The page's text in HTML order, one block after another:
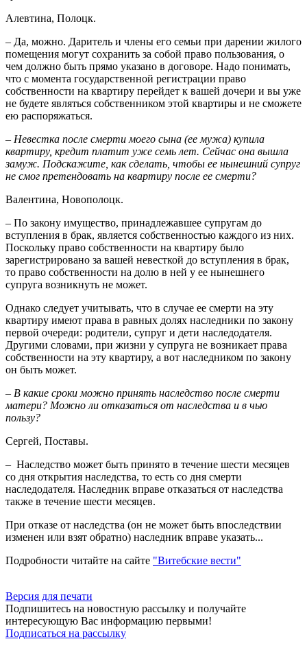
Алевтина, Полоцк.
– Да, можно. Даритель и члены его семьи при дарении жилого
помещения могут сохранить за собой право пользования, о
чем должно быть прямо указано в договоре. Надо понимать,
что с момента государственной регистрации право
собственности на квартиру перей­дет к вашей дочери и вы уже
не будете являться собственником этой квартиры и не сможете
ею распоряжаться.
– Невестка после смерти моего сына (ее мужа) купила
квартиру, кредит платит уже семь лет. Сейчас она вышла
замуж. Подскажите, как сделать, чтобы ее нынешний супруг
не смог претендовать на квартиру после ее смерти?
Валентина, Новополоцк.
– По закону имущество, принадлежавшее супругам до
вступления в брак, является собственностью каждого из них.
Поскольку право собственности на квартиру было
зарегистрировано за вашей невесткой до вступления в брак,
то право собственности на долю в ней у ее нынешнего
супруга возникнуть не может.
Однако следует учитывать, что в случае ее смерти на эту
квартиру имеют права в равных долях наследники по закону
первой очереди: родители, супруг и дети наследодателя.
Другими словами, при жизни у супруга не возникает права
собственности на эту квартиру, а вот наследником по закону
он быть может.
– В какие сроки можно принять наследство после смерти
матери? Можно ли отказаться от наследства и в чью
пользу?
Сергей, Поставы.
– Наследство может быть принято в течение шести месяцев
со дня открытия наследства, то есть со дня смерти
наследодателя. Наследник вправе отказаться от наследства
также в течение шести месяцев.
При отказе от наследства (он не может быть впоследствии
изменен или взят обратно) наследник вправе указать...
Подробности читайте на сайте "Витебские вести"
Версия для печати
Подпишитесь на новостную рассылку и получайте
интересующую Вас информацию первыми!
Подписаться на рассылку